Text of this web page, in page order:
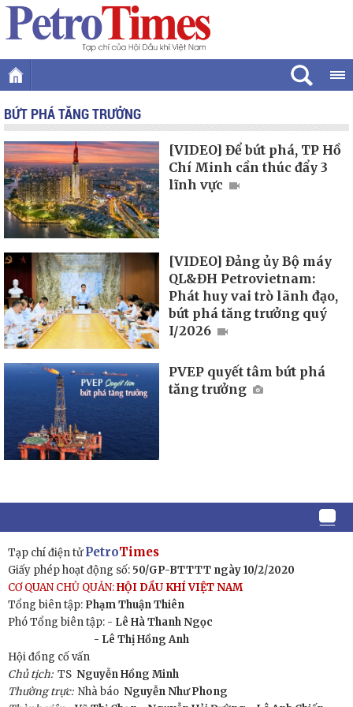
BỨT PHÁ TĂNG TRƯỞNG
[VIDEO] Để bứt phá, TP Hồ
Chí Minh cần thúc đẩy 3
lĩnh vực
[VIDEO] Đảng ủy Bộ máy
QL&ĐH Petrovietnam:
Phát huy vai trò lãnh đạo,
bứt phá tăng trưởng quý
I/2026
PVEP quyết tâm bứt phá
tăng trưởng
Tạp chí điện tửPetroTimes
Giấy phép hoạt động số: 50/GP-BTTTT ngày 10/2/2020
CƠ QUAN CHỦ QUẢN:HỘI DẦU KHÍ VIỆT NAM
Tổng biên tập: Phạm Thuận Thiên
Phó Tổng biên tập: - Lê Hà Thanh Ngọc
- Lê Thị Hồng Anh
Hội đồng cố vấn
Chủ tịch:TS Nguyễn Hồng Minh
Thường trực: Nhà báo Nguyễn Như Phong